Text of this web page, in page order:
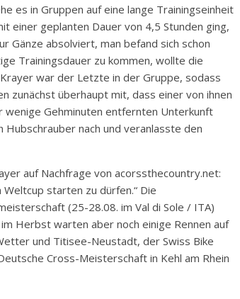
es in Gruppen auf eine lange Trainingseinheit
einer geplanten Dauer von 4,5 Stunden ging,
Gänze absolviert, man befand sich schon
Trainingsdauer zu kommen, wollte die
war der Letzte in der Gruppe, sodass
zunächst überhaupt mit, dass einer von ihnen
wenige Gehminuten entfernten Unterkunft
nach und veranlasste den
auf Nachfrage von acorssthecountry.net:
starten zu dürfen.“ Die
(25-28.08. im Val di Sole / ITA)
Herbst warten aber noch einige Rennen auf
und Titisee-Neustadt, der Swiss Bike
Cross-Meisterschaft in Kehl am Rhein